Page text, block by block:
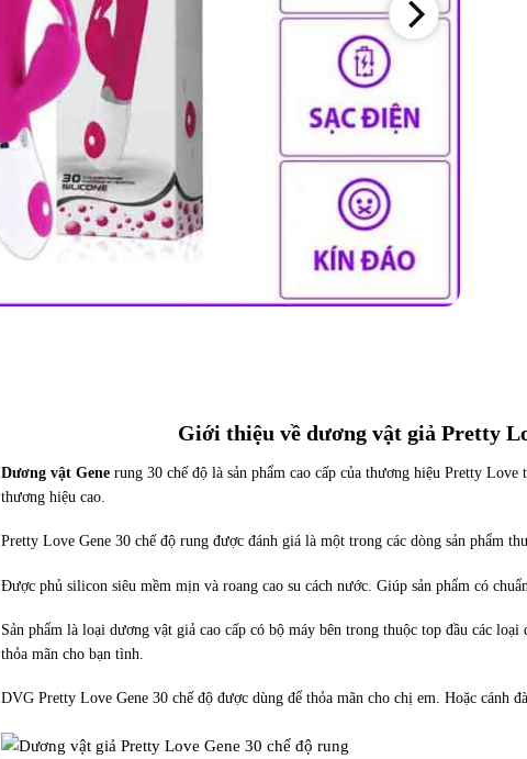
Giới thiệu về dương vật giả Pretty
Dương vật Gene rung 30 chế độ là sản phẩm cao cấp của thương hiệu Pretty
thương hiệu cao.
Pretty Love Gene 30 chế độ rung được đánh giá là một trong các dòng sản phẩm
Được phủ silicon siêu mềm mịn và roang cao su cách nước. Giúp sản phẩm có
Sản phẩm là loại dương vật giả cao cấp có bộ máy bên trong thuộc top đầu các
thỏa mãn cho bạn tình.
DVG Pretty Love Gene 30 chế độ được dùng để thỏa mãn cho chị em. Hoặc cánh